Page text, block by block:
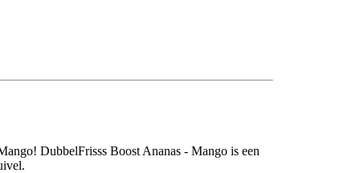
DubbelFrisss Boost Ananas - Mango is een